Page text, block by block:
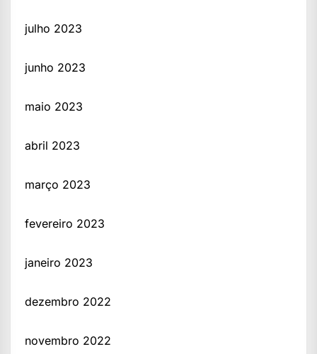
julho 2023
junho 2023
maio 2023
abril 2023
março 2023
fevereiro 2023
janeiro 2023
dezembro 2022
novembro 2022